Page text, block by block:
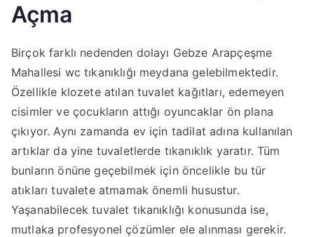
Açma
Birçok farklı nedenden dolayı Gebze Arapçeşme
Mahallesi wc tıkanıklığı meydana gelebilmektedir.
Özellikle klozete atılan tuvalet kağıtları, edemeyen
cisimler ve çocukların attığı oyuncaklar ön plana
çıkıyor. Aynı zamanda ev için tadilat adına kullanılan
artıklar da yine tuvaletlerde tıkanıklık yaratır. Tüm
bunların önüne geçebilmek için öncelikle bu tür
atıkları tuvalete atmamak önemli husustur.
Yaşanabilecek tuvalet tıkanıklığı konusunda ise,
mutlaka profesyonel çözümler ele alınması gerekir.